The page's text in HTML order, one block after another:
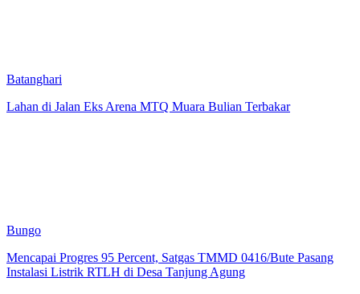
Batanghari
Lahan di Jalan Eks Arena MTQ Muara Bulian Terbakar
Bungo
Mencapai Progres 95 Percent, Satgas TMMD 0416/Bute Pasang
Instalasi Listrik RTLH di Desa Tanjung Agung